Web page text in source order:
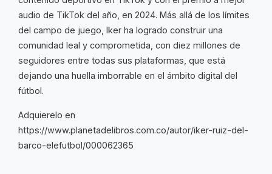
audio de TikTok del año, en 2024. Más allá de los límites
del campo de juego, Iker ha logrado construir una
comunidad leal y comprometida, con diez millones de
seguidores entre todas sus plataformas, que está
dejando una huella imborrable en el ámbito digital del
fútbol.
Adquierelo en
https://www.planetadelibros.com.co/autor/iker-ruiz-del-
barco-elefutbol/000062365